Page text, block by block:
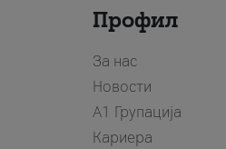
Профил
За нас
Новости
А1 Групација
Кариера